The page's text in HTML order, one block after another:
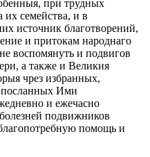
при трудных
семейства, и в
источник благотворений,
и притокам народнаго
воспомянуть и подвигов
а также и Великия
чрез избранных,
посланных Ими
и ежечасно
подвижников
помощь и